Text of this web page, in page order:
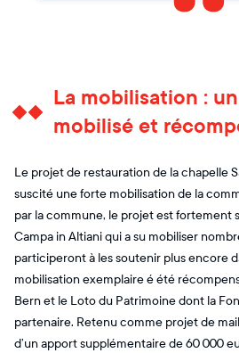
La mobilisation :
mobilisé et
Le projet de restauration de la chapelle
suscité une forte mobilisation de la
par la commune, le projet est fortement
Campa in Altiani qui a su mobiliser
participeront à les soutenir plus encore
mobilisation exemplaire é été
Bern et le Loto du Patrimoine dont la
partenaire. Retenu comme projet de
d’un apport supplémentaire de 60 000